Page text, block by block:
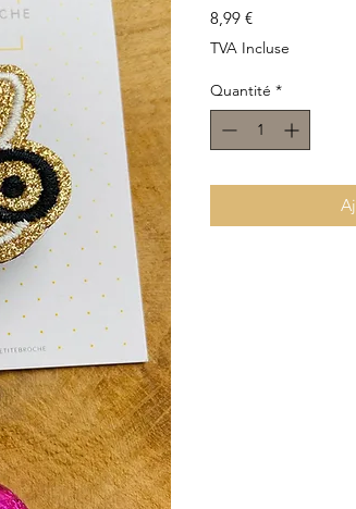
8,99 €Prix
TVA Incluse
Quantité *